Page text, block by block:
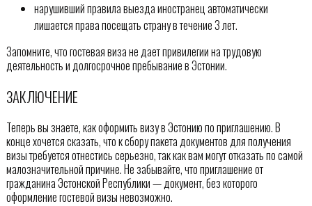
нарушивший правила выезда иностранец автоматически
лишается права посещать страну в течение 3 лет.
Запомните, что гостевая виза не дает привилегии на трудовую
деятельность и долгосрочное пребывание в Эстонии.
ЗАКЛЮЧЕНИЕ
Теперь вы знаете, как оформить визу в Эстонию по приглашению. В
конце хочется сказать, что к сбору пакета документов для получения
визы требуется отнестись серьезно, так как вам могут отказать по самой
малозначительной причине. Не забывайте, что приглашение от
гражданина Эстонской Республики — документ, без которого
оформление гостевой визы невозможно.